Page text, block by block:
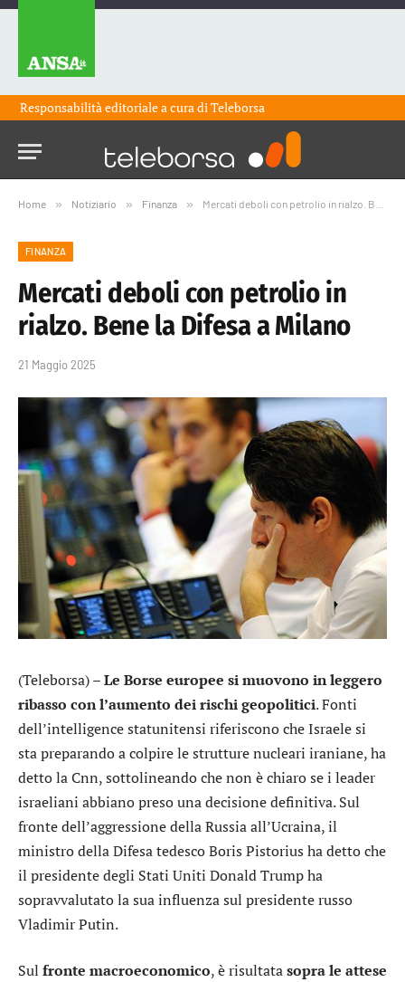
Responsabilità editoriale a cura diTeleborsa
Home » Notiziario » Finanza » Mercati deboli con petrolio in rialzo. Bene la Difesa a Milano
FINANZA
Mercati deboli con petrolio in
rialzo. Bene la Difesa a Milano
21 Maggio 2025
(Teleborsa) –Le Borse europee si muovono in leggero
ribasso conl’aumento dei rischi geopolitici. Fonti
dell’intelligence statunitensi riferiscono che Israele si
sta preparando a colpire le strutture nucleari iraniane, ha
detto la Cnn, sottolineando che non è chiaro se i leader
israeliani abbiano preso una decisione definitiva. Sul
fronte dell’aggressione della Russia all’Ucraina, il
ministro della Difesa tedesco Boris Pistorius ha detto che
il presidente degli Stati Uniti Donald Trump ha
sopravvalutato la sua influenza sul presidente russo
Vladimir Putin.
Sul fronte macroeconomico, è risultatasopra le attese